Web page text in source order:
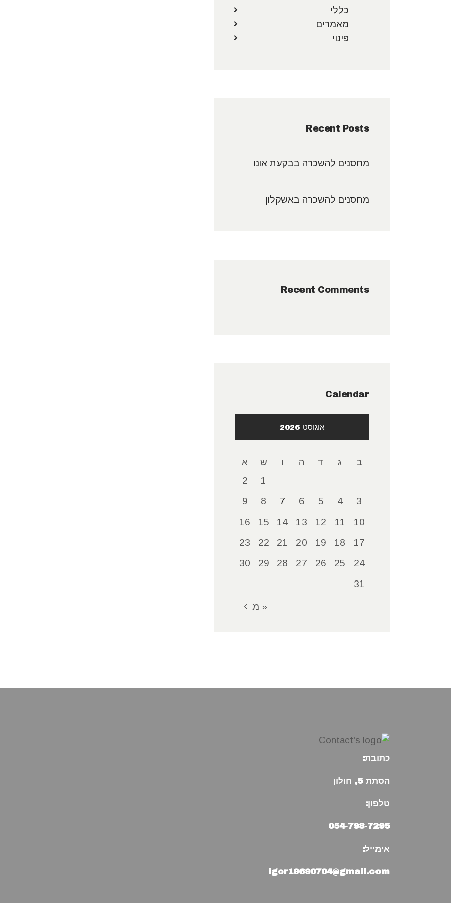
כללי
מאמרים
פינוי
Recent Posts
מחסנים להשכרה בבקעת אונו
מחסנים להשכרה באשקלון
Recent Comments
Calendar
אוגוסט 2026
ב ג ד ה ו ש
א
1
2
3
4
5
6
7
8
9
10
11
12
13
14
15
16
17
18
19
20
21
22
23
24
25
26
27
28
29
30
31
« מאי
כתובת:
הסתת 5, חולון
טלפון:
054-798-7295
אימייל:
igor19690704@gmail.com